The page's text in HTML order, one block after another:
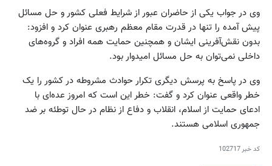
وی در جواب یکی از حاضران عبور از شرایط فعلی کشور و حل مسائل
پیش آمده را تنها در قدرت مقام معظم رهبری عنوان کرد و افزود:
بدون نقش‌آفرینی ایشان و همچنین حمایت همه افراد و گروه‌های
داخلی نمی‌توان به حل مسائل امیدوار بود.
وی در پاسخ به پرسش دیگری تکرار حوادث مشروطه در کشور را یک
خطر واقعی عنوان کرد و گفت: خطر این است که امروز عده‌ای با
ادعای حمایت از اسلام، انقلاب و دفاع از نظام در حال توطئه بر ضد
جمهوری اسلامی هستند.
کد خبر102717